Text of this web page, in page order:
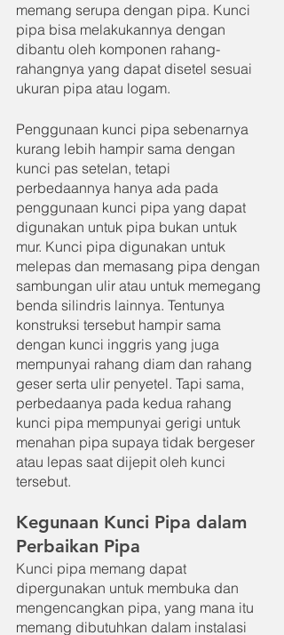
memang serupa dengan pipa. Kunci
pipa bisa melakukannya dengan
dibantu oleh komponen rahang-
rahangnya yang dapat disetel sesuai
ukuran pipa atau logam.
Penggunaan kunci pipa sebenarnya
kurang lebih hampir sama dengan
kunci pas setelan, tetapi
perbedaannya hanya ada pada
penggunaan kunci pipa yang dapat
digunakan untuk pipa bukan untuk
mur. Kunci pipa digunakan untuk
melepas dan memasang pipa dengan
sambungan ulir atau untuk memegang
benda silindris lainnya. Tentunya
konstruksi tersebut hampir sama
dengan kunci inggris yang juga
mempunyai rahang diam dan rahang
geser serta ulir penyetel. Tapi sama,
perbedaanya pada kedua rahang
kunci pipa mempunyai gerigi untuk
menahan pipa supaya tidak bergeser
atau lepas saat dijepit oleh kunci
tersebut.
Kegunaan Kunci Pipa dalam
Perbaikan Pipa
Kunci pipa memang dapat
dipergunakan untuk membuka dan
mengencangkan pipa, yang mana itu
memang dibutuhkan dalam instalasi